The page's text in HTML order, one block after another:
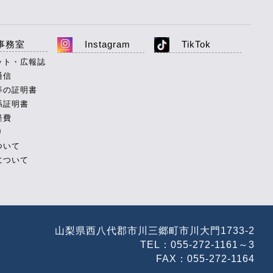
務室
ト・広報誌
信
の証明書
証明書
費
いて
ついて
Instagram TikTok
山梨県西八代郡市川三郷町市川大門1733-2
TEL：055-272-1161～3
FAX：055-272-1164